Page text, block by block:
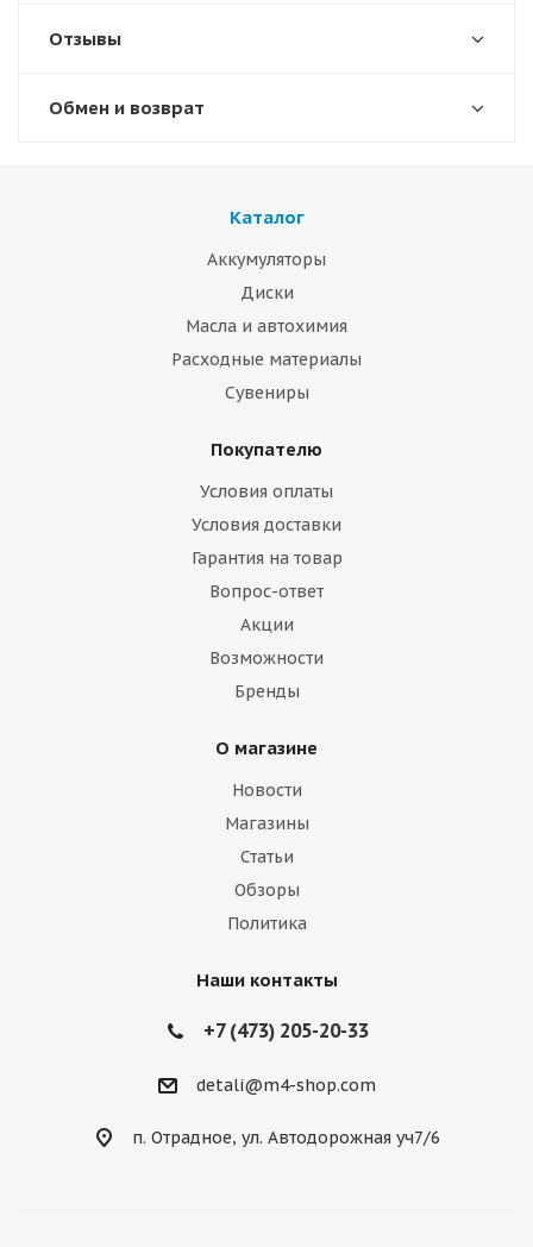
Отзывы
Обмен и возврат
Каталог
Аккумуляторы
Диски
Масла и автохимия
Расходные материалы
Сувениры
Покупателю
Условия оплаты
Условия доставки
Гарантия на товар
Вопрос-ответ
Акции
Возможности
Бренды
О магазине
Новости
Магазины
Статьи
Обзоры
Политика
Наши контакты
+7 (473) 205-20-33
detali@m4-shop.com
п. Отрадное, ул. Автодорожная уч7/6